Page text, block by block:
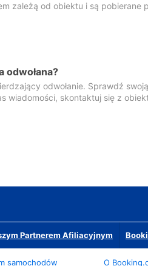
zależą od obiektu i są pobierane
odwołana?
odwołanie. Sprawdź
wiadomości, skontaktuj się z
Partnerem Afiliacyjnym
samochodów
O